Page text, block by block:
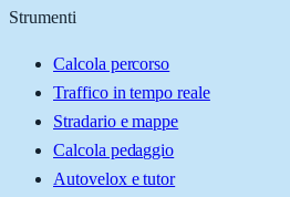
Strumenti
Calcola percorso
Traffico in tempo reale
Stradario e mappe
Calcola pedaggio
Autovelox e tutor